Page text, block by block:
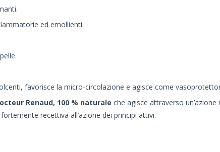
ed emollienti.
favorisce la micro-circolazione e agisce come
Renaud, 100 % naturale che agisce attraverso
recettiva all’azione dei principi attivi.